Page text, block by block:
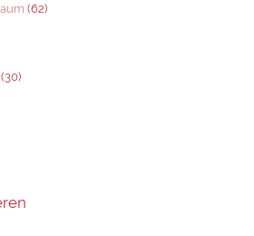
(62)
(30)